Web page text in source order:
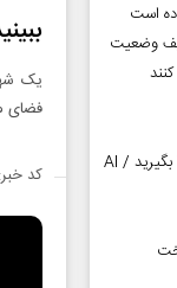
یک
فضای
کد خبر: ۱۴۵۹۵۹۲
است
وضعیت
تا دیر نشده جلوی هوش مصنوعی را بگیرید / AI